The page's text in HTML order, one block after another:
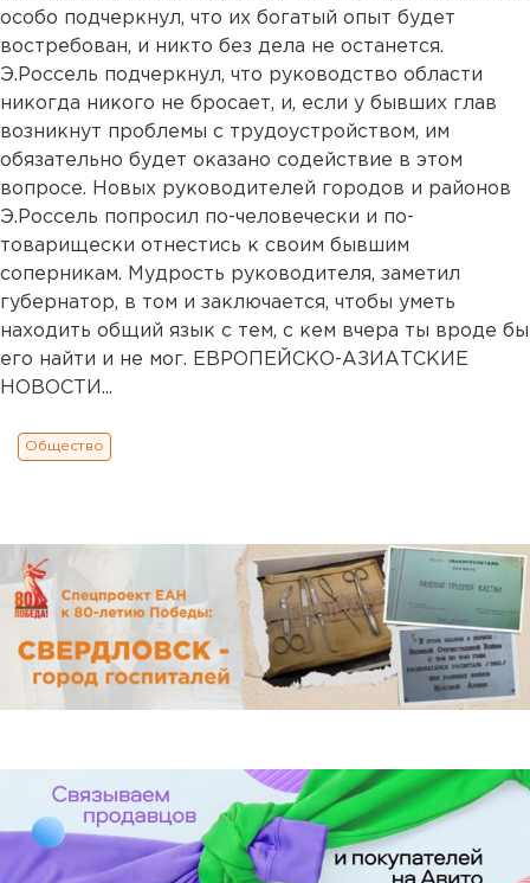
особо подчеркнул, что их богатый опыт будет
востребован, и никто без дела не останется.
Э.Россель подчеркнул, что руководство области
никогда никого не бросает, и, если у бывших глав
возникнут проблемы с трудоустройством, им
обязательно будет оказано содействие в этом
вопросе. Новых руководителей городов и районов
Э.Россель попросил по-человечески и по-
товарищески отнестись к своим бывшим
соперникам. Мудрость руководителя, заметил
губернатор, в том и заключается, чтобы уметь
находить общий язык с тем, с кем вчера ты вроде бы
его найти и не мог. ЕВРОПЕЙСКО-АЗИАТСКИЕ
НОВОСТИ...
Общество